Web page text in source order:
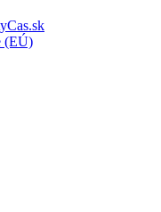
(EÚ)